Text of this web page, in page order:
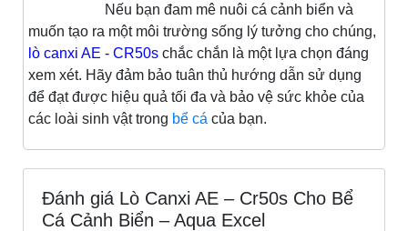
Nếu bạn đam mê nuôi cá cảnh biển và
muốn tạo ra một môi trường sống lý tưởng cho chúng,
lò canxi AE - CR50s chắc chắn là một lựa chọn đáng
xem xét. Hãy đảm bảo tuân thủ hướng dẫn sử dụng
để đạt được hiệu quả tối đa và bảo vệ sức khỏe của
các loài sinh vật trong bể cá của bạn.
Đánh giá Lò Canxi AE – Cr50s Cho Bể
Cá Cảnh Biển – Aqua Excel